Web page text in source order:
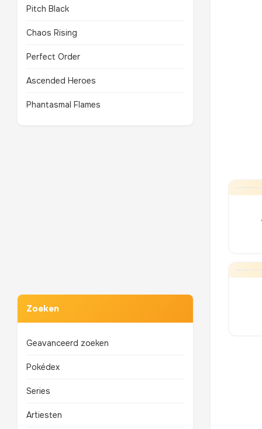
Pitch Black
Chaos Rising
Perfect Order
Ascended Heroes
Phantasmal Flames
Zoeken
Geavanceerd zoeken
Pokédex
Series
Artiesten